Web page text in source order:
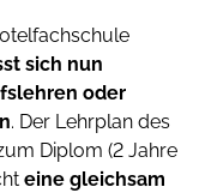
sich nun
oder
. Der Lehrplan des
Diplom (2 Jahre
eine gleichsam